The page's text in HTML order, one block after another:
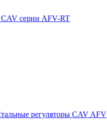
CAV серии AFV-RT
регуляторы CAV AFV